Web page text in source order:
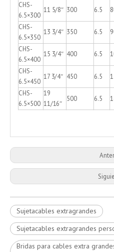
CHS-
6.5×300
11 5/8″ 300 6.5
CHS-
6.5×350
13 3/4″ 350 6.5
CHS-
6.5×400
15 3/4″ 400 6.5
CHS-
6.5×450
17 3/4″ 450 6.5
CHS-
6.5×500
19
11/16″
500 6.5
Sujetacables extragrandes
Sujetacables extragrandes
Bridas para cables extra